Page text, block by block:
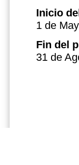
Inicio
1 de
Fin del
31 de